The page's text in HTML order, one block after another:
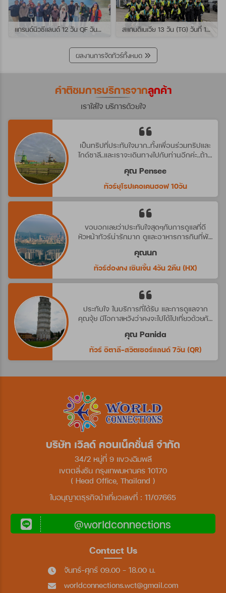
แกรนด์นิวซีแลนด์ 12 วัน QF วันที่ 22 กรกฎาคม - 3 สิงหาคม 2569 เดินทางกับไกด์พี่โจ้ สแกนดิเนเวีย 13 วัน (TG) วันที่ 10-22 กรกฏาคม 2569 เดินทางกับไกด์พี่เต้ย
ผลงานการจัดทัวร์ทั้งหมด
คำติชมการบริการจากลูกค้า
เราใส่ใจ บริการด้วยใจ
เป็นทริปที่ประทับใจมาก..ทั้งเพื่อนร่วมทริปและ
ไกด์ชาลี..และเราจะเดินทางไปกับท่านอีกค่ะ..ถ้ามี
คุณ Pensee
ทัวร์ยุโรปเคอเคนฮอฟ 10วัน
ขอบอกเลยว่าประทับใจสุดๆกับการดูแลที่ดี
หัวหน้าทัวร์น่ารักมาก ดูและอาหารการกินที่พัก
บริษัทนี้อีกค่ะ
คุณนก
ทัวร์ฮ่องกง เซินเจิ้น 4วัน 2คืน (HX)
ประทับใจ ในบริการที่ได้รับ และการดูแลจาก
คุณจุ้ย มีโอกาสหวังว่าคงจะไปได้ไปเที่ยวด้วยกัน
คุณ Panida
ทัวร์ อิตาลี-สวิตเซอร์แลนด์ 7วัน (QR)
บริษัท เวิลด์ คอนเน็คชั่นส์ จำกัด
34/2 หมู่ที่ 9 แขวงฉิมพลี
เขตตลิ่งชัน กรุงเทพมหานคร 10170
( Head Office, Thailand )
ใบอนุญาตธุรกิจนำเที่ยวเลขที่ : 11/07665
@worldconnections
Contact Us
จันทร์-ศุกร์ 09.00 - 18.00 น.
worldconnections.wct@gmail.com